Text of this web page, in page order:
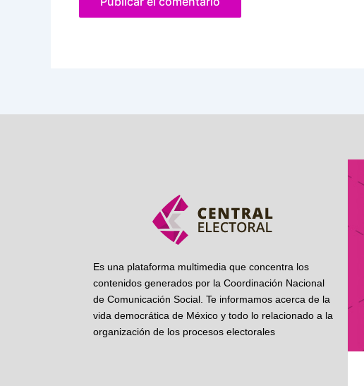
Es una plataforma multimedia que concentra los
contenidos generados por la Coordinación Nacional
de Comunicación Social. Te informamos acerca de la
vida democrática de México y todo lo relacionado a la
organización de los procesos electorales